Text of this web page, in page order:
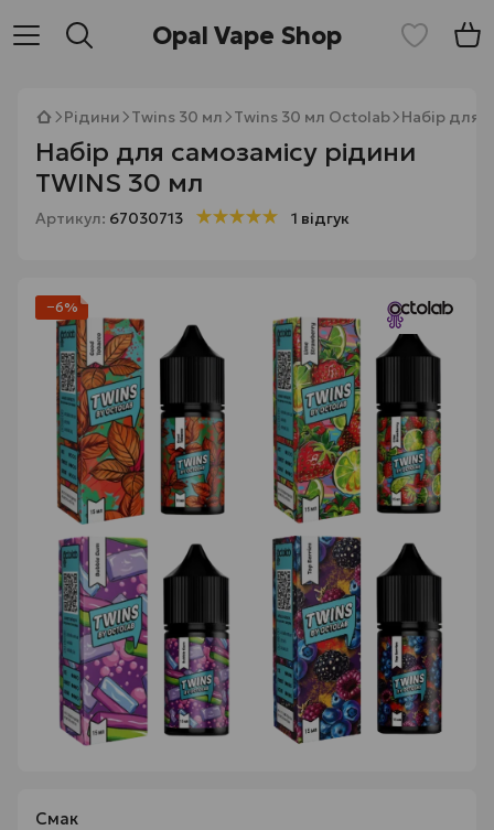
Opal Vape Shop
Рідини Twins 30 мл Twins 30 мл Octolab Набір для
Набір для самозамісу рідини
TWINS 30 мл
Артикул: 67030713 1 відгук
−6%
Смак